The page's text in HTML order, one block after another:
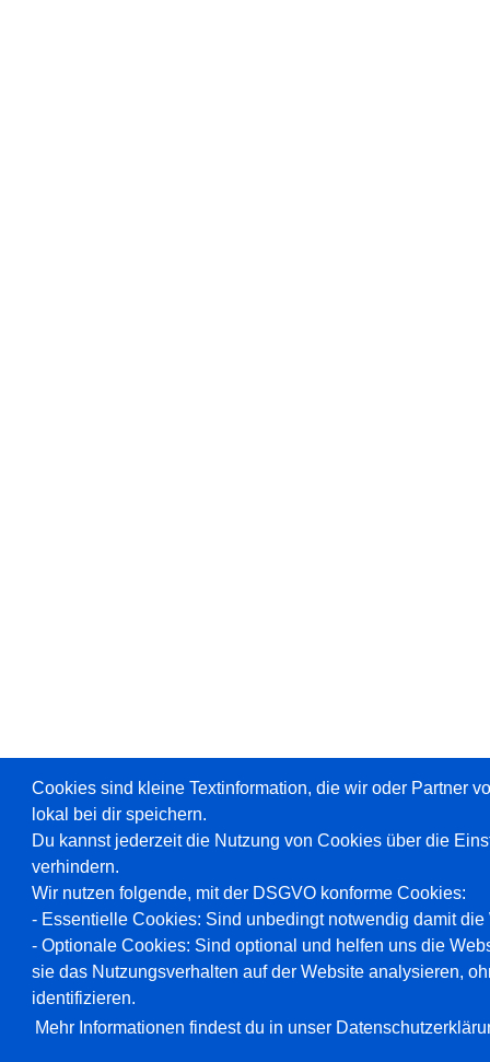
Cookies sind kleine Textinformation, die wir oder Partner
lokal bei dir speichern.
Du kannst jederzeit die Nutzung von Cookies über die
verhindern.
Wir nutzen folgende, mit der DSGVO konforme Cookies:
- Essentielle Cookies: Sind unbedingt notwendig damit
- Optionale Cookies: Sind optional und helfen uns die
sie das Nutzungsverhalten auf der Website analysieren,
identifizieren.
Mehr Informationen findest du in unser